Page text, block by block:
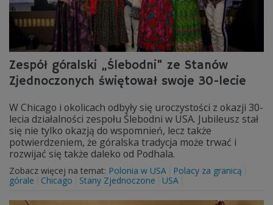
Zespół góralski „Ślebodni" ze Stanów
Zjednoczonych świętował swoje 30-lecie
W Chicago i okolicach odbyły się uroczystości z okazji 30-
lecia działalności zespołu Ślebodni w USA. Jubileusz stał
się nie tylko okazją do wspomnień, lecz także
potwierdzeniem, że góralska tradycja może trwać i
rozwijać się także daleko od Podhala.
Zobacz więcej na temat: Polonia w USA
Polacy za granicą
górale
Chicago Stany Zjednoczone USA